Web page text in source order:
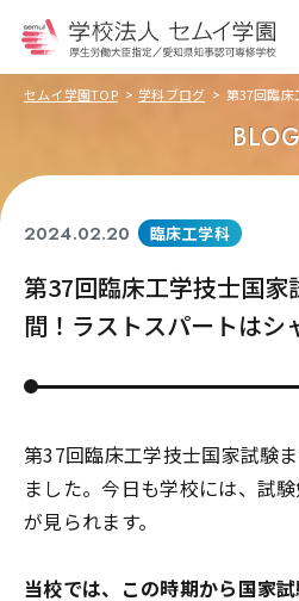
セムイ学園TOP 学科ブログ 第37回臨床
BLOG
2024.02.20 臨床工学科
第37回臨床工学技士国家
間！ラストスパートはシ
第37回臨床工学技士国家試験
ました。今日も学校には、試
が見られます。
当校では、この時期から国家